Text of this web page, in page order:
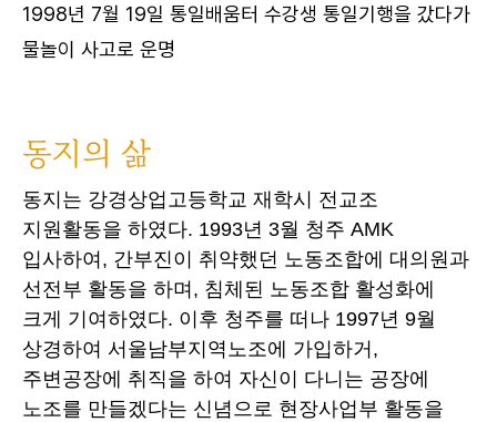
1998년 7월 19일 통일배움터 수강생 통일기행을 갔다가
물놀이 사고로 운명
동지의 삶
동지는 강경상업고등학교 재학시 전교조
지원활동을 하였다. 1993년 3월 청주 AMK
입사하여, 간부진이 취약했던 노동조합에 대의원과
선전부 활동을 하며, 침체된 노동조합 활성화에
크게 기여하였다. 이후 청주를 떠나 1997년 9월
상경하여 서울남부지역노조에 가입하거,
주변공장에 취직을 하여 자신이 다니는 공장에
노조를 만들겠다는 신념으로 현장사업부 활동을